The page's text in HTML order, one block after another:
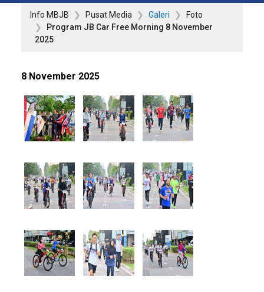
Info MBJB Pusat Media Galeri
Foto
Program JB Car Free Morning 8 November
2025
8 November 2025